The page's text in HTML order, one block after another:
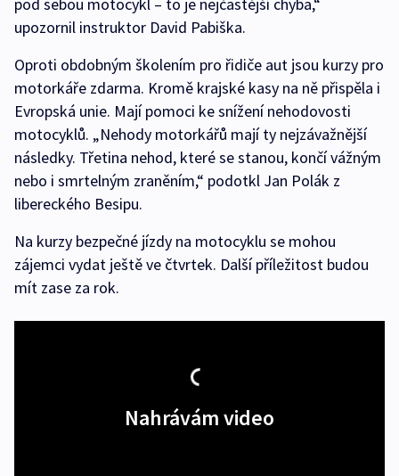
pod sebou motocykl – to je nejčastější chyba,“
upozornil instruktor David Pabiška.
Oproti obdobným školením pro řidiče aut jsou kurzy pro
motorkáře zdarma. Kromě krajské kasy na ně přispěla i
Evropská unie. Mají pomoci ke snížení nehodovosti
motocyklů. „Nehody motorkářů mají ty nejzávažnější
následky. Třetina nehod, které se stanou, končí vážným
nebo i smrtelným zraněním,“ podotkl Jan Polák z
libereckého Besipu.
Na kurzy bezpečné jízdy na motocyklu se mohou
zájemci vydat ještě ve čtvrtek. Další příležitost budou
mít zase za rok.
Nahrávám video